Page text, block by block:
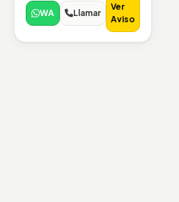
WA Llamar
Ver
Aviso